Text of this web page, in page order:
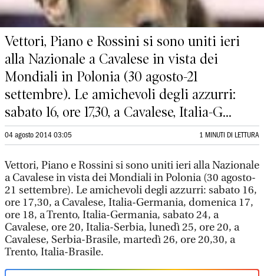
Vettori, Piano e Rossini si sono uniti ieri
alla Nazionale a Cavalese in vista dei
Mondiali in Polonia (30 agosto-21
settembre). Le amichevoli degli azzurri:
sabato 16, ore 17,30, a Cavalese, Italia-G...
04 agosto 2014 03:05 1 MINUTI DI LETTURA
Vettori, Piano e Rossini si sono uniti ieri alla Nazionale
a Cavalese in vista dei Mondiali in Polonia (30 agosto-
21 settembre). Le amichevoli degli azzurri: sabato 16,
ore 17,30, a Cavalese, Italia-Germania, domenica 17,
ore 18, a Trento, Italia-Germania, sabato 24, a
Cavalese, ore 20, Italia-Serbia, lunedì 25, ore 20, a
Cavalese, Serbia-Brasile, martedì 26, ore 20,30, a
Trento, Italia-Brasile.